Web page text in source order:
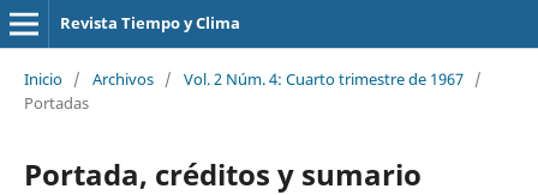
Revista Tiempo y Clima
Inicio / Archivos / Vol. 2 Núm. 4: Cuarto trimestre de 1967 /
Portadas
Portada, créditos y sumario